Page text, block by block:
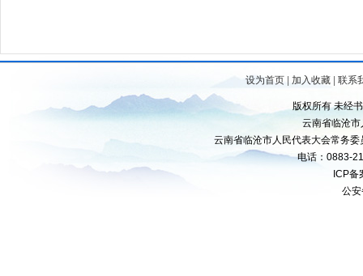
设为首页 加入收藏 联系
版权所有 未经
云南省临沧
云南省临沧市人民代表大会常务
电话：0883-
ICP备
公